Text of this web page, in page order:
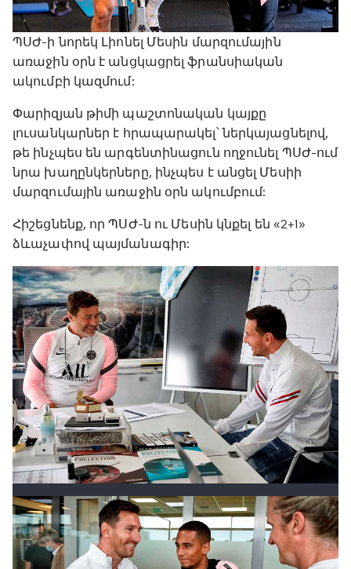
ՊՍԺ-ի նորեկ Լիոնել Մեսին մարզումային
առաջին օրն է անցկացրել ֆրանսիական
ակումբի կազմում:
Փարիզյան թիմի պաշտոնական կայքը
լուսանկարներ է հրապարակել՝ ներկայացնելով,
թե ինչպես են արգենտինացուն ողջունել ՊՍԺ-ում
նրա խաղընկերները, ինչպես է անցել Մեսիի
մարզումային առաջին օրն ակումբում:
Հիշեցնենք, որ ՊՍԺ-ն ու Մեսին կնքել են «2+1»
ձևաչափով պայմանագիր: